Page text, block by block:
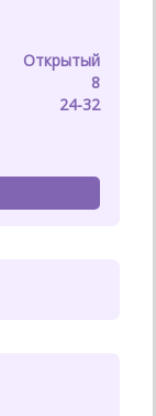
Открытый
8
24-32